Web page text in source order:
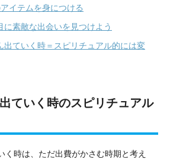
イテムを身につける
に素敵な出会いを見つけよう
出ていく時＝スピリチュアル的には変
ていく時のスピリチュアル
く時は、ただ出費がかさむ時期と考え